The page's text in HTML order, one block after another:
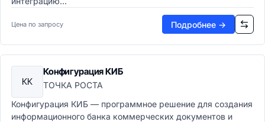
Цена по запросу Подробнее →
КК
Конфигурация КИБ
ТОЧКА РОСТА
Конфигурация КИБ — программное решение для создания
информационного банка коммерческих документов и